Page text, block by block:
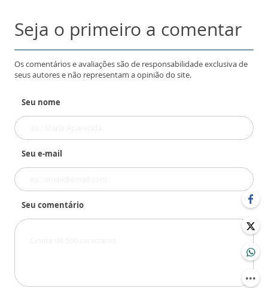
Seja o primeiro a comentar
Os comentários e avaliações são de responsabilidade exclusiva de
seus autores e não representam a opinião do site.
Seu nome
Seu e-mail
Seu comentário